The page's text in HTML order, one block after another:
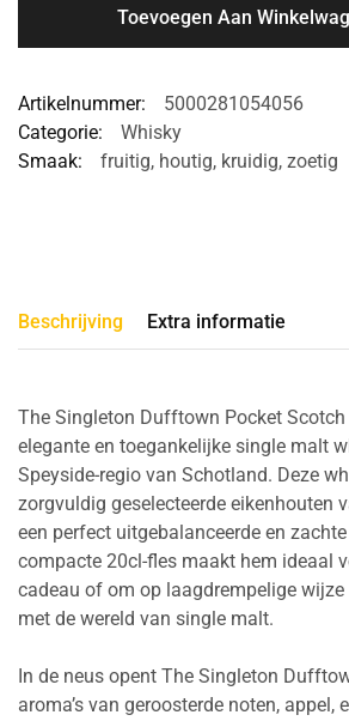
Toevoegen Aan
Artikelnummer:
5000281054056
Categorie:
Whisky
Smaak:
fruitig, houtig, kruidig, zoetig
Beschrijving Extra informatie
The Singleton Dufftown Pocket Scotch
elegante en toegankelijke single malt
Speyside-regio van Schotland. Deze
zorgvuldig geselecteerde eikenhouten
een perfect uitgebalanceerde en
compacte 20cl-fles maakt hem ideaal
cadeau of om op laagdrempelige wijze
met de wereld van single malt.
In de neus opent The Singleton
aroma’s van geroosterde noten, appel,